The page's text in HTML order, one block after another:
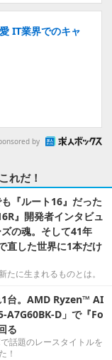
IT業界でのキャ
by
れだ！
『ルート16』だった
』開発者インタビュ
の魂。そして41年
直した世界に1本だけ
に生まれるものとは。
1台。AMD Ryzen™ AI
A7G60BK-D」で『Fo
る
話題のレースタイトルを
！